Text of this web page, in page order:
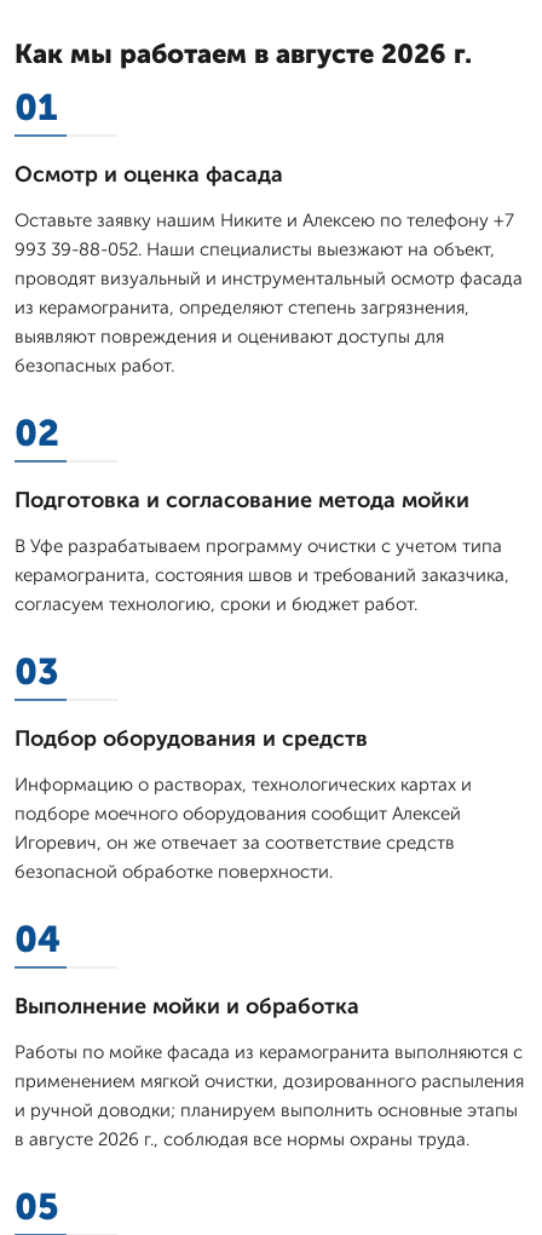
Как мы работаем в августе 2026 г.
01
Осмотр и оценка фасада
Оставьте заявку нашим Никите и Алексею по телефону +7
993 39-88-052. Наши специалисты выезжают на объект,
проводят визуальный и инструментальный осмотр фасада
из керамогранита, определяют степень загрязнения,
выявляют повреждения и оценивают доступы для
безопасных работ.
02
Подготовка и согласование метода мойки
В Уфе разрабатываем программу очистки с учетом типа
керамогранита, состояния швов и требований заказчика,
согласуем технологию, сроки и бюджет работ.
03
Подбор оборудования и средств
Информацию о растворах, технологических картах и
подборе моечного оборудования сообщит Алексей
Игоревич, он же отвечает за соответствие средств
безопасной обработке поверхности.
04
Выполнение мойки и обработка
Работы по мойке фасада из керамогранита выполняются с
применением мягкой очистки, дозированного распыления
и ручной доводки; планируем выполнить основные этапы
в августе 2026 г., соблюдая все нормы охраны труда.
05